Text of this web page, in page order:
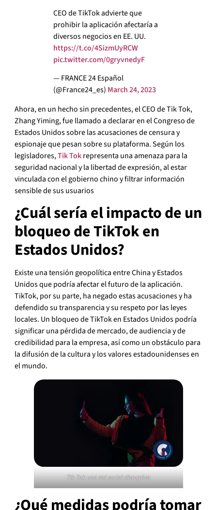
CEO de TikTok advierte que
prohibir la aplicación afectaría a
diversos negocios en EE. UU.
https://t.co/4SizmUyRCW
pic.twitter.com/0gryvnedyF
— FRANCE 24 Español
(@France24_es) March 24, 2023
Ahora, en un hecho sin precedentes, el CEO de Tik Tok,
Zhang Yiming, fue llamado a declarar en el Congreso de
Estados Unidos sobre las acusaciones de censura y
espionaje que pesan sobre su plataforma. Según los
legisladores,Tik Tokrepresenta una amenaza para la
seguridad nacional y la libertad de expresión, al estar
vinculada con el gobierno chino y filtrar información
sensible de sus usuarios
¿Cuál sería el impacto de un
bloqueo de TikTok en
Estados Unidos?
Existe una tensión geopolítica entre China y Estados
Unidos que podría afectar el futuro de la aplicación.
TikTok, por su parte, ha negado estas acusaciones y ha
defendido su transparencia y su respeto por las leyes
locales. Un bloqueo de TikTok en Estados Unidos podría
significar una pérdida de mercado, de audiencia y de
credibilidad para la empresa, así como un obstáculo para
la difusión de la cultura y los valores estadounidenses en
el mundo.
Tik Tok una red social disruptiva
¿Qué medidas podría tomar